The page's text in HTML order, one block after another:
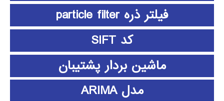
فیلتر ذره particle filter
کد SIFT
ماشین بردار پشتیبان
مدل ARIMA